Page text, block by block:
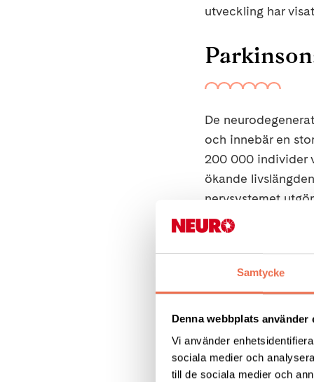
Samtycke
Denna webbplats använder
Vi använder
sociala medier och
till de sociala medier och
utveckling har
De
och innebär en
200 000 individer
ökande
nervsystemet
drabbade
Andra sjukdomar
multipel
Läs